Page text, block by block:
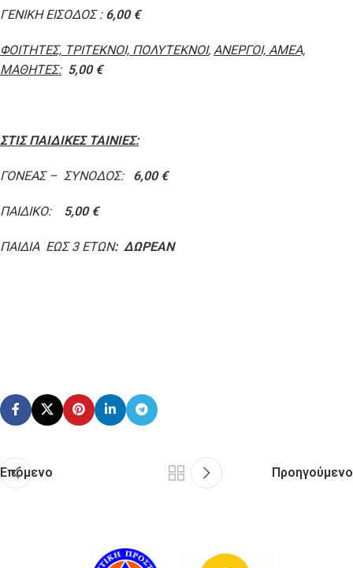
ΓΕΝΙΚΗ ΕΙΣΟΔΟΣ :6,00 €
ΦΟΙΤΗΤΕΣ, ΤΡΙΤΕΚΝΟΙ, ΠΟΛΥΤΕΚΝΟΙ, ΑΝΕΡΓΟΙ, ΑΜΕΑ,
ΜΑΘΗΤΕΣ:5,00 €
ΣΤΙΣ ΠΑΙΔΙΚΕΣ ΤΑΙΝΙΕΣ:
ΓΟΝΕΑΣ – ΣΥΝΟΔΟΣ:6,00 €
ΠΑΙΔΙΚΟ:5,00 €
ΠΑΙΔΙΑ ΕΩΣ 3 ΕΤΩΝ: ΔΩΡΕΑΝ
Επόμενο Προηγούμενο